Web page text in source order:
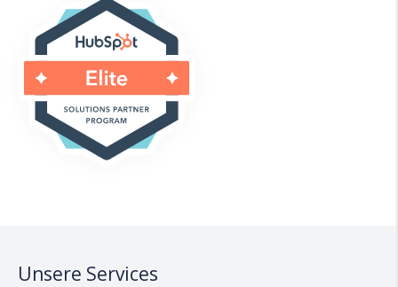
Unsere Services